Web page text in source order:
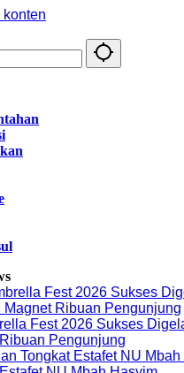
konten
Fest 2026 Sukses
Pengunjung